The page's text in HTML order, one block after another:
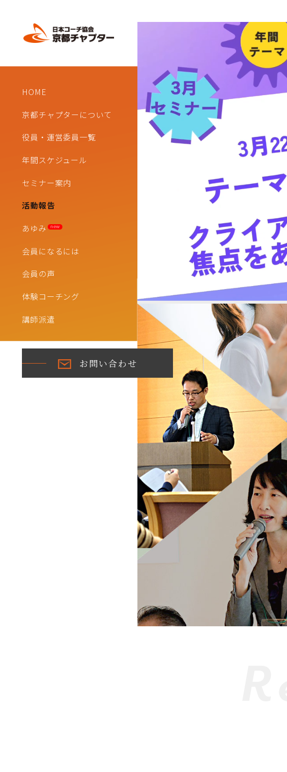
HOME
京都チャプターについて
役員・運営委員一覧
年間スケジュール
セミナー案内
活動報告
あゆみ
new
会員になるには
会員の声
体験コーチング
講師派遣
お問い合わせ